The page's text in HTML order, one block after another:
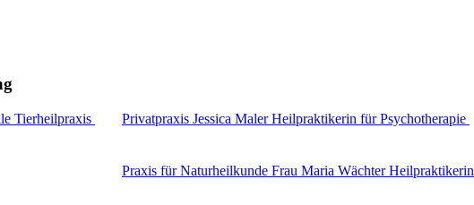
Tierheilpraxis Privatpraxis Jessica Maler Heilpraktikerin für Psychotherapie
Praxis für Naturheilkunde Frau Maria Wächter Heilpraktikerin